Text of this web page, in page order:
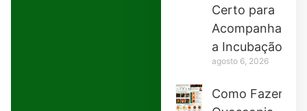
Certo para
Acompanhar
a Incubação
agosto 6, 2026
Como Fazer